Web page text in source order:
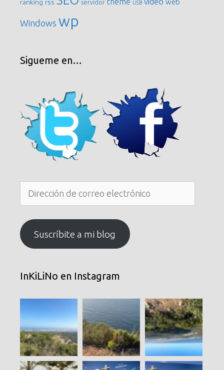
ranking rss servidor USB
Windows wp
Sigueme en…
electrónico
Suscríbite a mi blog
InKiLiNo en Instagram